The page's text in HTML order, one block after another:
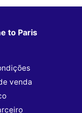
to Paris
venda